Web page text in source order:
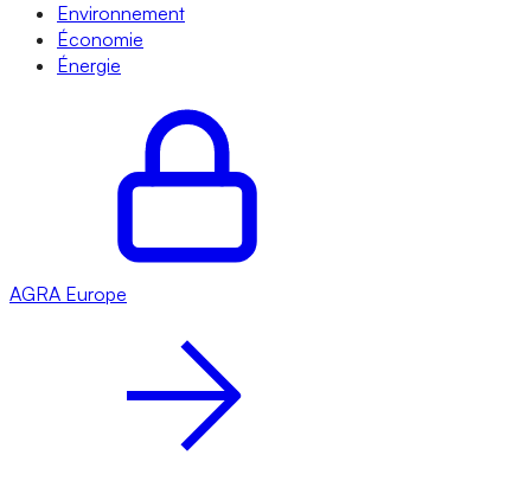
Environnement
Économie
Énergie
AGRA Europe